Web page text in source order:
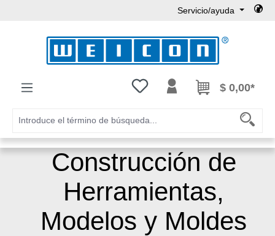
Servicio/ayuda
Tienes 0 artículos en tu lista de
$ 0,00*
Construcción de
Herramientas,
Modelos y Moldes